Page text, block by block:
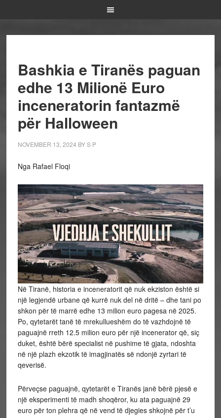
Bashkia e Tiranës paguan
edhe 13 Milionë Euro
inceneratorin fantazmë
për Halloween
NOVEMBER 13, 2024 BYS P
Nga Rafael Floqi
Në Tiranë, historia e inceneratorit që nuk ekziston është si
një legjendë urbane që kurrë nuk del në dritë – dhe tani po
shkon për të marrë edhe 13 milion euro pagesa në 2025.
Po, qytetarët tanë të mrekullueshëm do të vazhdojnë të
paguajnë rreth 12.5 milion euro për një incenerator që, siç
duket, është bërë specialist në pushime të gjata, ndoshta
në një plazh ekzotik të imagjinatës së ndonjë zyrtari të
qeverisë.
Përveçse paguajnë, qytetarët e Tiranës janë bërë pjesë e
një eksperimenti të madh shoqëror, ku ata paguajnë 29
euro për ton plehra që në vend të djegies shkojnë për t’u